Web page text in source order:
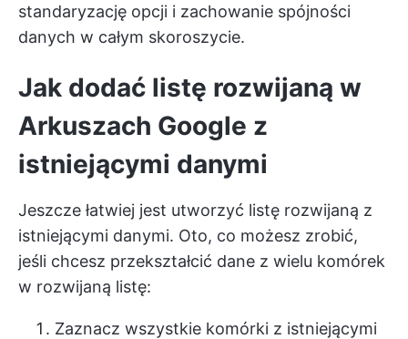
standaryzację opcji i zachowanie spójności
danych w całym skoroszycie.
Jak dodać listę rozwijaną w
Arkuszach Google z
istniejącymi danymi
Jeszcze łatwiej jest utworzyć listę rozwijaną z
istniejącymi danymi. Oto, co możesz zrobić,
jeśli chcesz przekształcić dane z wielu komórek
w rozwijaną listę:
Zaznacz wszystkie komórki z istniejącymi